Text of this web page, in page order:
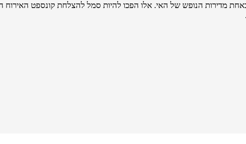
מדירות הנופש של האי. אלו הפכו להיות סמל להצלחת קונספט האירוח